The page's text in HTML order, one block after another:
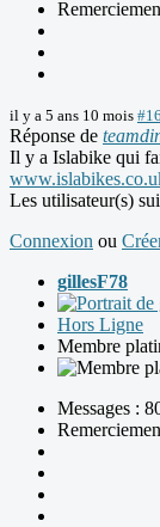
il y a 5 ans 10 mois
Réponse de
Il y a Islabike qui
Les utilisateur(s)
Connexion ou
gillesF78
Hors Ligne
Membre
Messages :